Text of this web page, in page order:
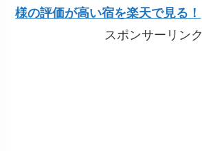
様の評価が高い宿を楽天で見る！
スポンサーリンク